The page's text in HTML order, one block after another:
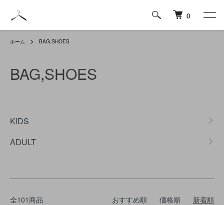
0
ホーム BAG,SHOES
BAG,SHOES
KIDS
ADULT
全101商品 おすすめ順 価格順 新着順